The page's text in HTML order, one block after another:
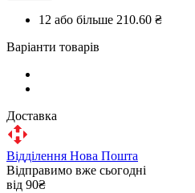
12 або більше 210.60 ₴
Варіанти товарів
Доставка
Відділення Нова Пошта
Відправимо вже сьогодні
від 90₴